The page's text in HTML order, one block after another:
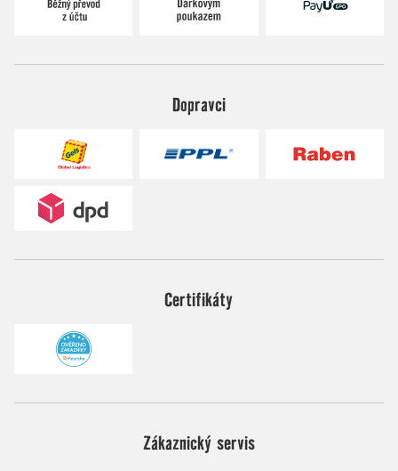
Dopravci
Certifikáty
Zákaznický servis